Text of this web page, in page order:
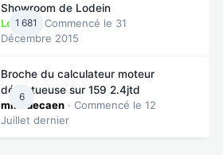
1 681
Showroom de Lodein
Lodein· Commencé le 31
Décembre 2015
6
Broche du calculateur moteur
défectueuse sur 159 2.4jtd
mikedecaen · Commencé le 12
Juillet dernier